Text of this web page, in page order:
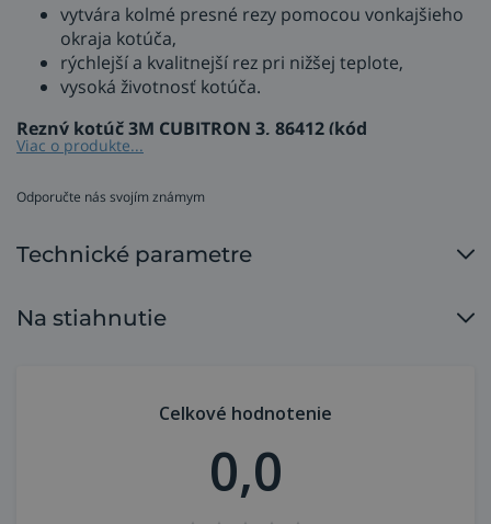
vytvára kolmé presné rezy pomocou vonkajšieho
okraja kotúča,
rýchlejší a kvalitnejší rez pri nižšej teplote,
vysoká životnosť kotúča.
Rezný kotúč 3M CUBITRON 3, 86412 (kód
7100303829) nahrádza kotúč 3M Cubitron II s kódom
3
je ideálny na rezanie kovu,
rezanie plechu karosérie, lodného plechu,
spojovacích prvkov a podobne,
náročné rezné aplikácie v kovoobrábacích
3M™ Cubitron™ 3
Viac o produkte...
Odporučte nás svojím známym
Technické parametre
Na stiahnutie
Celkové hodnotenie
0,0